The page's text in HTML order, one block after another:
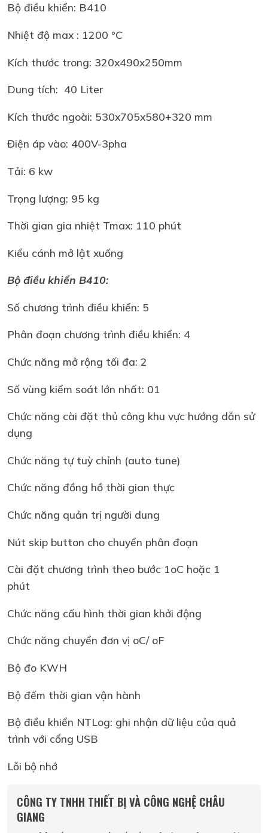
Bộ điều khiển: B410
Nhiệt độ max : 1200 °C
Kích thước trong: 320x490x250mm
Dung tích: 40 Liter
Kích thước ngoài: 530x705x580+320 mm
Điện áp vào: 400V-3pha
Tải: 6 kw
Trọng lượng: 95 kg
Thời gian gia nhiệt Tmax: 110 phút
Kiểu cánh mở lật xuống
Bộ điều khiển B410:
Số chương trình điều khiển: 5
Phân đoạn chương trình điều khiển: 4
Chức năng mở rộng tối đa: 2
Số vùng kiểm soát lớn nhất: 01
Chức năng cài đặt thủ công khu vực hướng dẫn sử
dụng
Chức năng tự tuỳ chỉnh (auto tune)
Chức năng đồng hồ thời gian thực
Chức năng quản trị người dung
Nút skip button cho chuyển phân đoạn
Cài đặt chương trình theo bước 1oC hoặc 1
phút
Chức năng cấu hình thời gian khởi động
Chức năng chuyển đơn vị oC/ oF
Bộ đo KWH
Bộ đếm thời gian vận hành
Bộ điều khiển NTLog: ghi nhận dữ liệu của quả
trình với cổng USB
Lỗi bộ nhớ
CÔNG TY TNHH THIẾT BỊ VÀ CÔNG NGHỆ CHÂU
GIANG